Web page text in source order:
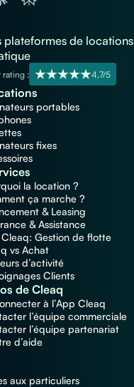
plateformes de locations
rating : 4,7/5
portables
fixes
la location ?
ça marche ?
& Leasing
& Assistance
Gestion de flotte
vs Achat
d’activité
Clients
de Cleaq
à l’App Cleaq
l’équipe commerciale
l’équipe partenariat
d’aide
aux particuliers